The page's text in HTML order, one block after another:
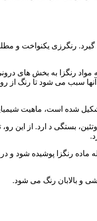
رنگرزی يكنواخت و
رنگزا به بخش های درونی
سبب می شود تا رنگ از
شده است، ماهيت
بستگی د ارد. از اين رو،
ماده رنگزا پوشيده شود
و بالابان رنگ می شود.